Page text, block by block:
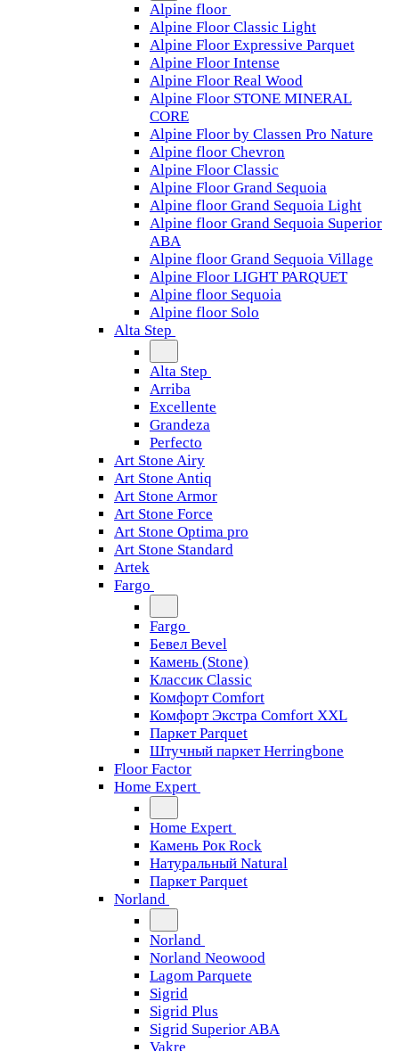
Alpine floor
Alpine Floor Classic Light
Alpine Floor Expressive Parquet
Alpine Floor Intense
Alpine Floor Real Wood
Alpine Floor STONE MINERAL
CORE
Alpine Floor by Classen Pro Nature
Alpine floor Chevron
Alpine Floor Classic
Alpine Floor Grand Sequoia
Alpine floor Grand Sequoia Light
Alpine floor Grand Sequoia Superior
ABA
Alpine floor Grand Sequoia Village
Alpine Floor LIGHT PARQUET
Alpine floor Sequoia
Alpine floor Solo
Alta Step
Alta Step
Arriba
Excellente
Grandeza
Perfecto
Art Stone Airy
Art Stone Antiq
Art Stone Armor
Art Stone Force
Art Stone Optima pro
Art Stone Standard
Artek
Fargo
Fargo
Бевел Bevel
Камень (Stone)
Классик Classic
Комфорт Comfort
Комфорт Экстра Comfort XXL
Паркет Parquet
Штучный паркет Herringbone
Floor Factor
Home Expert
Home Expert
Камень Рок Rock
Натуральный Natural
Паркет Parquet
Norland
Norland
Norland Neowood
Lagom Parquete
Sigrid
Sigrid Plus
Sigrid Superior ABA
Vakre